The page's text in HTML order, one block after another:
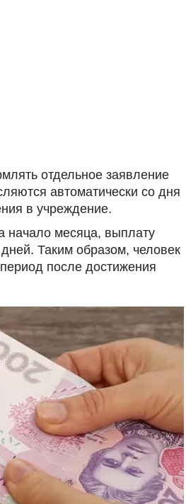
отдельное заявление
автоматически со дня
в учреждение.
начало месяца, выплату
Таким образом, человек
после достижения